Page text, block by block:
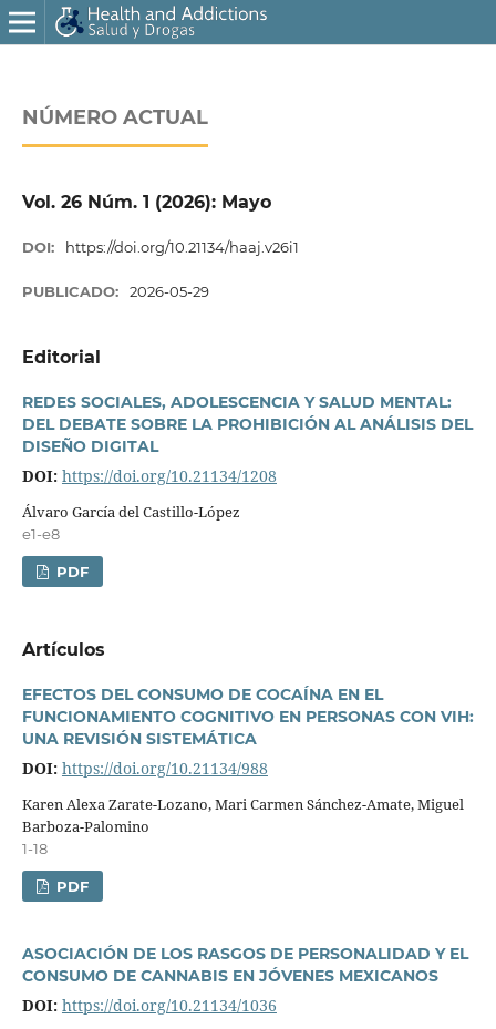
NÚMERO ACTUAL
Vol. 26 Núm. 1 (2026): Mayo
DOI: https://doi.org/10.21134/haaj.v26i1
PUBLICADO: 2026-05-29
Editorial
REDES SOCIALES, ADOLESCENCIA Y SALUD MENTAL:
DEL DEBATE SOBRE LA PROHIBICIÓN AL ANÁLISIS DEL
DISEÑO DIGITAL
DOI: https://doi.org/10.21134/1208
Álvaro Garcí­a del Castillo-López
e1-e8
PDF
Artí­culos
EFECTOS DEL CONSUMO DE COCAÍNA EN EL
FUNCIONAMIENTO COGNITIVO EN PERSONAS CON VIH:
UNA REVISIÓN SISTEMÁTICA
DOI: https://doi.org/10.21134/988
Karen Alexa Zarate-Lozano, Mari Carmen Sánchez-Amate, Miguel
Barboza-Palomino
1-18
PDF
ASOCIACIÓN DE LOS RASGOS DE PERSONALIDAD Y EL
CONSUMO DE CANNABIS EN JÓVENES MEXICANOS
DOI: https://doi.org/10.21134/1036